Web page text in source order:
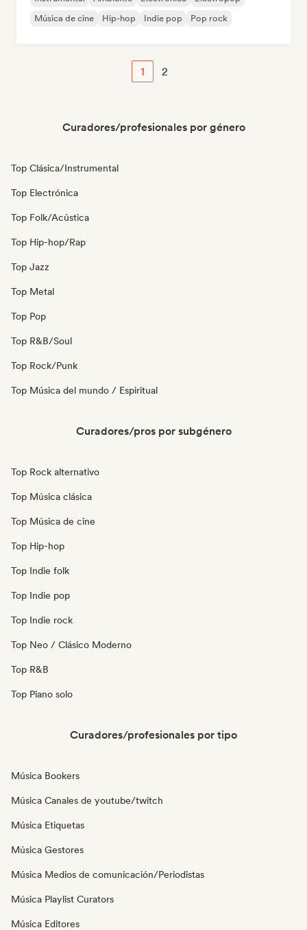
Música de cine
Hip-hop Indie pop Pop rock
1 2
Curadores/profesionales por género
Top Clásica/Instrumental
Top Electrónica
Top Folk/Acústica
Top Hip-hop/Rap
Top Jazz
Top Metal
Top Pop
Top R&B/Soul
Top Rock/Punk
Top Música del mundo / Espiritual
Curadores/pros por subgénero
Top Rock alternativo
Top Música clásica
Top Música de cine
Top Hip-hop
Top Indie folk
Top Indie pop
Top Indie rock
Top Neo / Clásico Moderno
Top R&B
Top Piano solo
Curadores/profesionales por tipo
Música Bookers
Música Canales de youtube/twitch
Música Etiquetas
Música Gestores
Música Medios de comunicación/Periodistas
Música Playlist Curators
Música Editores